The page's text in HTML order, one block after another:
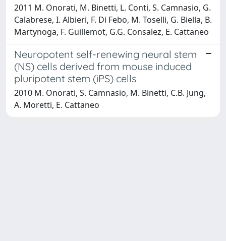
2011 M. Onorati, M. Binetti, L. Conti, S. Camnasio, G.
Calabrese, I. Albieri, F. Di Febo, M. Toselli, G. Biella, B.
Martynoga, F. Guillemot, G.G. Consalez, E. Cattaneo
Neuropotent self-renewing neural stem
(NS) cells derived from mouse induced
pluripotent stem (iPS) cells
2010 M. Onorati, S. Camnasio, M. Binetti, C.B. Jung,
A. Moretti, E. Cattaneo